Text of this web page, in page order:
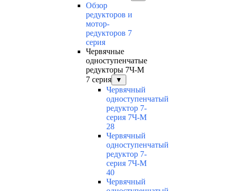
Обзор
редукторов и
мотор-
редукторов 7
серия
Червячные
одноступенчатые
редукторы 7Ч-М
7 серия
▼
Червячный
одноступенчатый
редуктор 7-
серия 7Ч-М
28
Червячный
одноступенчатый
редуктор 7-
серия 7Ч-М
40
Червячный